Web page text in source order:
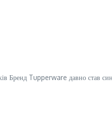
Бренд Tupperware давно став